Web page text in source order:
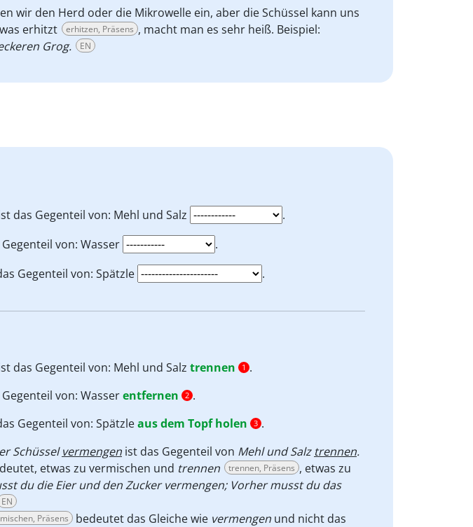
wir den Herd oder die Mikrowelle ein, aber die Schüssel kann uns
erhitzt
erhitzen, Präsens , macht man es sehr heiß. Beispiel:
Grog.
EN
das Gegenteil von: Mehl und Salz
.
Gegenteil von: Wasser
.
Gegenteil von: Spätzle .
das Gegenteil von: Mehl und Salz trennen 1 .
Gegenteil von: Wasserentfernen 2 .
Gegenteil von: Spätzleaus dem Topf holen 3 .
Schüsselvermengen ist das Gegenteil von Mehl und Salz trennen.
etwas zu vermischen und trennen trennen, Präsens , etwas zu
du die Eier und den Zucker vermengen; Vorher musst du das
EN
Präsens bedeutet das Gleiche wie vermengen und nicht das